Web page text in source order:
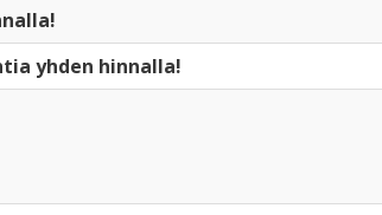
yhden hinnalla!